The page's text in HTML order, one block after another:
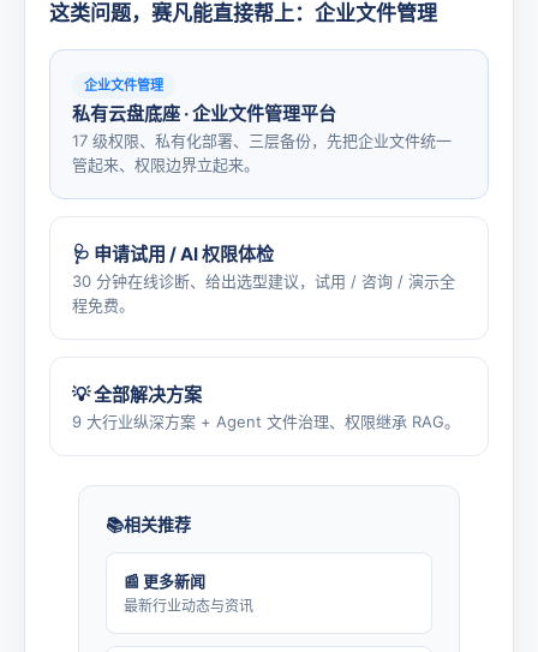
这类问题，赛凡能直接帮上：企业文件管理
企业文件管理
私有云盘底座 · 企业文件管理平台
17 级权限、私有化部署、三层备份，先把企业文件统一
管起来、权限边界立起来。
🩺 申请试用 / AI 权限体检
30 分钟在线诊断、给出选型建议，试用 / 咨询 / 演示全
程免费。
💡 全部解决方案
9 大行业纵深方案 + Agent 文件治理、权限继承 RAG。
相关推荐
📰 更多新闻
最新行业动态与资讯